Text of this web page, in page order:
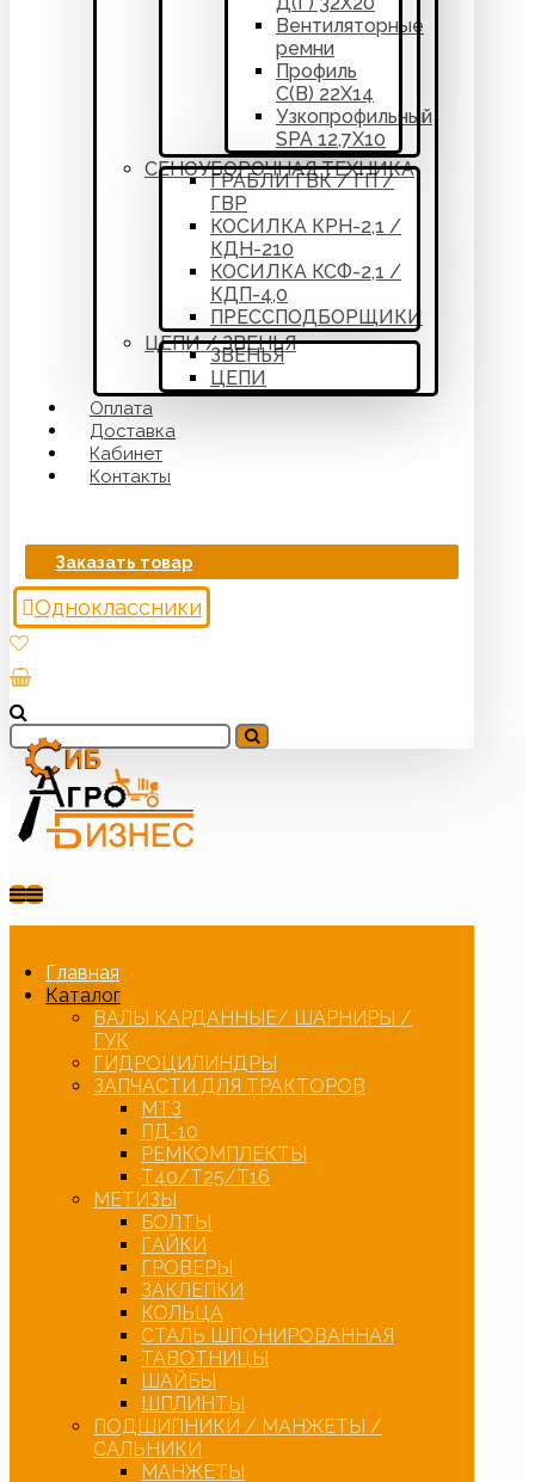
Вентиляторные
ремни
Профиль
С(В) 22Х14
Узкопрофильный
SPA 12,7Х10
СЕНОУБОРОЧНАЯ ТЕХНИКА
ГРАБЛИ ГВК / ГП /
ГВР
КОСИЛКА КРН-2,1 /
КДН-210
КОСИЛКА КСФ-2,1 /
КДП-4,0
ПРЕССПОДБОРЩИКИ
ЦЕПИ / ЗВЕНЬЯ
ЗВЕНЬЯ
ЦЕПИ
Оплата
Доставка
Кабинет
Контакты
Заказать товар
Одноклассники
Главная
Каталог
ВАЛЫ КАРДАННЫЕ/ ШАРНИРЫ /
ГУК
ГИДРОЦИЛИНДРЫ
ЗАПЧАСТИ ДЛЯ ТРАКТОРОВ
МТЗ
ПД-10
РЕМКОМПЛЕКТЫ
Т40/Т25/Т16
МЕТИЗЫ
БОЛТЫ
ГАЙКИ
ГРОВЕРЫ
ЗАКЛЕПКИ
КОЛЬЦА
СТАЛЬ ШПОНИРОВАННАЯ
ТАВОТНИЦЫ
ШАЙБЫ
ШПЛИНТЫ
ПОДШИПНИКИ / МАНЖЕТЫ /
САЛЬНИКИ
МАНЖЕТЫ